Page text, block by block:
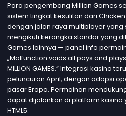
Para pengembang Million Games
sistem tingkat kesulitan dari
dengan jalan raya multiplayer yang
mengikuti kerangka standar yang
Games lainnya — panel info
„Malfunction voids all pays and
MILLION GAMES.” Integrasi kasino
peluncuran April, dengan adopsi
pasar Eropa. Permainan
dapat dijalankan di platform
HTML5.